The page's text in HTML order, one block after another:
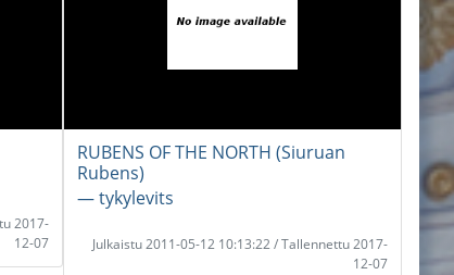
2017-
12-07
RUBENS OF THE NORTH (Siuruan
Rubens)
― tykylevits
Julkaistu 2011-05-12 10:13:22 / Tallennettu 2017-
12-07